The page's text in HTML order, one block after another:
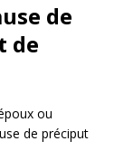
de
de
ou
de préciput